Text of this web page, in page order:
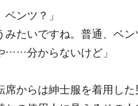
ベンツ？」
みたいですね。普通、ベ
……分からないけど」
からは紳士服を着用した